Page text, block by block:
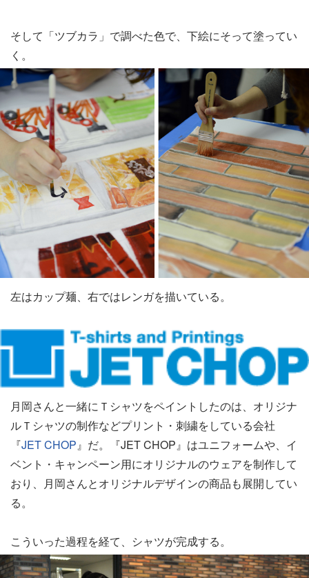
そして「ツブカラ」で調べた色で、下絵にそって塗ってい
く。
左はカップ麺、右ではレンガを描いている。
月岡さんと一緒にＴシャツをペイントしたのは、オリジナ
ルＴシャツの制作などプリント・刺繍をしている会社
『JET CHOP』だ。『JET CHOP』はユニフォームや、イ
ベント・キャンペーン用にオリジナルのウェアを制作して
おり、月岡さんとオリジナルデザインの商品も展開してい
る。
こういった過程を経て、シャツが完成する。